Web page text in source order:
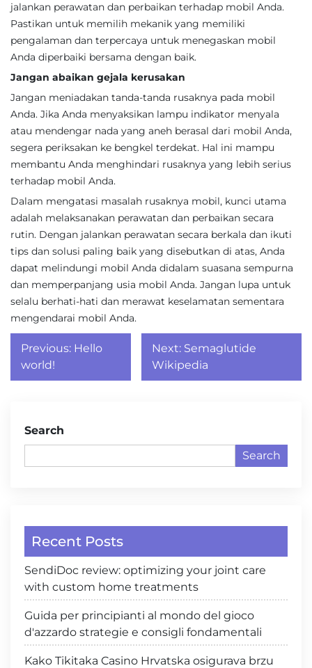
jalankan perawatan dan perbaikan terhadap mobil Anda.
Pastikan untuk memilih mekanik yang memiliki
pengalaman dan terpercaya untuk menegaskan mobil
Anda diperbaiki bersama dengan baik.
Jangan abaikan gejala kerusakan
Jangan meniadakan tanda-tanda rusaknya pada mobil
Anda. Jika Anda menyaksikan lampu indikator menyala
atau mendengar nada yang aneh berasal dari mobil Anda,
segera periksakan ke bengkel terdekat. Hal ini mampu
membantu Anda menghindari rusaknya yang lebih serius
terhadap mobil Anda.
Dalam mengatasi masalah rusaknya mobil, kunci utama
adalah melaksanakan perawatan dan perbaikan secara
rutin. Dengan jalankan perawatan secara berkala dan ikuti
tips dan solusi paling baik yang disebutkan di atas, Anda
dapat melindungi mobil Anda didalam suasana sempurna
dan memperpanjang usia mobil Anda. Jangan lupa untuk
selalu berhati-hati dan merawat keselamatan sementara
mengendarai mobil Anda.
Post
navigation
Previous: Hello
world!
Next: Semaglutide
Wikipedia
Search
Search
Recent Posts
SendiDoc review: optimizing your joint care
with custom home treatments
Guida per principianti al mondo del gioco
d'azzardo strategie e consigli fondamentali
Kako Tikitaka Casino Hrvatska osigurava brzu